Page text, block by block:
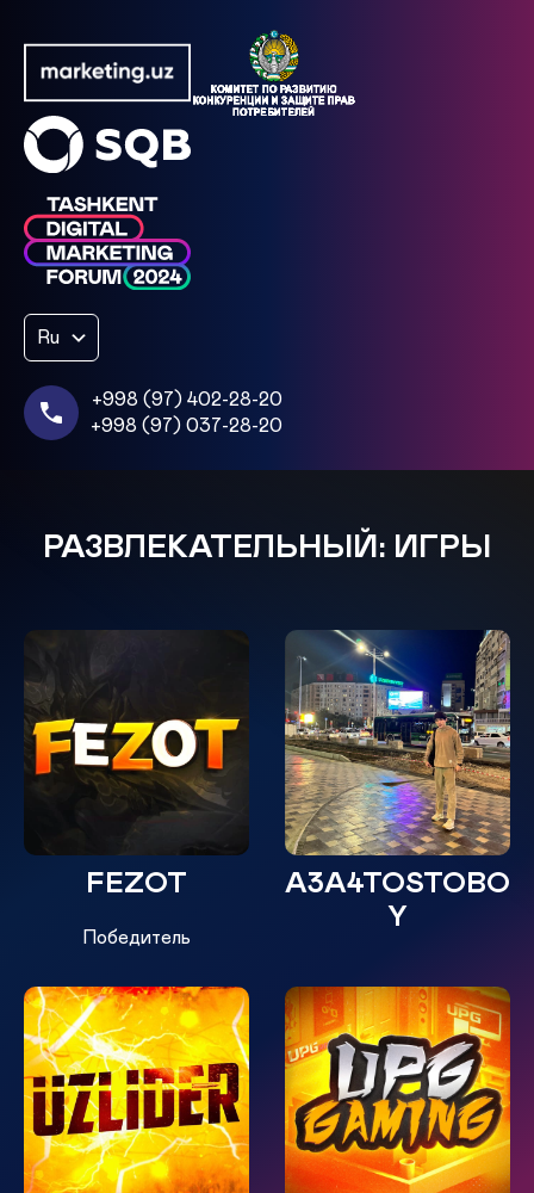
Ru
+998 (97) 402-28-20
+998 (97) 037-28-20
РАЗВЛЕКАТЕЛЬНЫЙ: ИГРЫ
FEZOT
Победитель
A3A4TOSTOBO
Y